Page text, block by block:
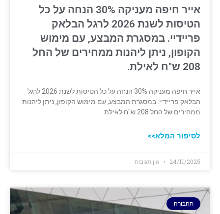
אייר חיפה מעניקה 30% הנחה על כל
הטיסות לשנת 2026 לרגל הבלאק
פריידיי. במסגרת המבצע, עם מימוש
הקופון, ניתן ליהנות ממחירים של החל
208 ש"ח לאילת.
אייר חיפה מעניקה 30% הנחה על כל הטיסות לשנת 2026 לרגל
הבלאק פריידיי. במסגרת המבצע, עם מימוש הקופון, ניתן ליהנות
ממחירים של החל 208 ש"ח לאילת.
לסיפור המלא>>
24/11/2025 אין תגובות
תחבורה